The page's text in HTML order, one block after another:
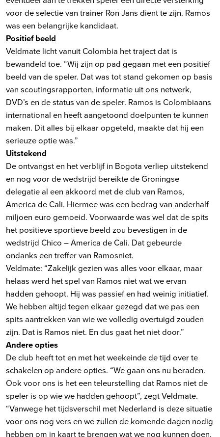
voor de selectie van trainer Ron Jans dient te zijn. Ramos
was een belangrijke kandidaat.
Positief beeld
Veldmate licht vanuit Colombia het traject dat is
bewandeld toe. “Wij zijn op pad gegaan met een positief
beeld van de speler. Dat was tot stand gekomen op basis
van scoutingsrapporten, informatie uit ons netwerk,
DVD’s en de status van de speler. Ramos is Colombiaans
international en heeft aangetoond doelpunten te kunnen
maken. Dit alles bij elkaar opgeteld, maakte dat hij een
serieuze optie was.”
Uitstekend
De ontvangst en het verblijf in Bogota verliep uitstekend
en nog voor de wedstrijd bereikte de Groningse
delegatie al een akkoord met de club van Ramos,
America de Cali. Hiermee was een bedrag van anderhalf
miljoen euro gemoeid. Voorwaarde was wel dat de spits
het positieve sportieve beeld zou bevestigen in de
wedstrijd Chico – America de Cali. Dat gebeurde
ondanks een treffer van Ramosniet.
Veldmate: “Zakelijk gezien was alles voor elkaar, maar
helaas werd het spel van Ramos niet wat we ervan
hadden gehoopt. Hij was passief en had weinig initiatief.
We hebben altijd tegen elkaar gezegd dat we pas een
spits aantrekken van wie we volledig overtuigd zouden
zijn. Dat is Ramos niet. En dus gaat het niet door.”
Andere opties
De club heeft tot en met het weekeinde de tijd over te
schakelen op andere opties. “We gaan ons nu beraden.
Ook voor ons is het een teleurstelling dat Ramos niet de
speler is op wie we hadden gehoopt”, zegt Veldmate.
“Vanwege het tijdsverschil met Nederland is deze situatie
voor ons nog vers en we zullen de komende dagen nodig
hebben om in kaart te brengen wat we nog kunnen doen.